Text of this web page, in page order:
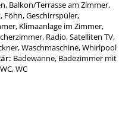
Balkon/Terrasse am Zimmer,
Föhn, Geschirrspüler,
Klimaanlage im Zimmer,
Radio, Satelliten TV,
Waschmaschine, Whirlpool
Badewanne, Badezimmer mit
WC